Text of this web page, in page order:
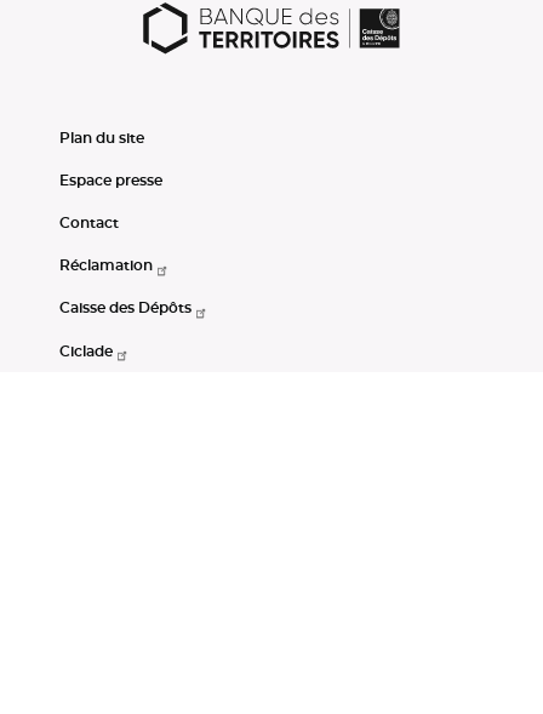
Plan du site
Espace presse
Contact
Réclamation
Caisse des Dépôts
Ciclade